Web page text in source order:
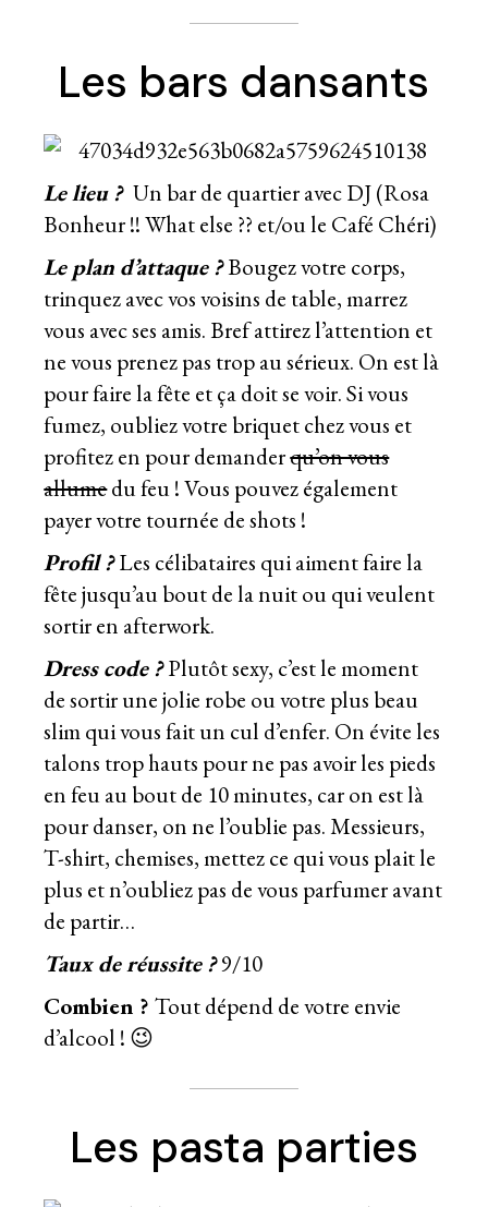
Les bars dansants
Le lieu ?Un bar de quartier avec DJ (Rosa
Bonheur !! What else ?? et/ou le Café Chéri)
Le plan d’attaque ?Bougez votre corps,
trinquez avec vos voisins de table, marrez
vous avec ses amis. Bref attirez l’attention et
ne vous prenez pas trop au sérieux. On est là
pour faire la fête et ça doit se voir. Si vous
fumez, oubliez votre briquet chez vous et
profitez en pour demanderqu’on vous
allumedu feu ! Vous pouvez également
payer votre tournée de shots !
Profil ?Les célibataires qui aiment faire la
fête jusqu’au bout de la nuit ou qui veulent
sortir en afterwork.
Dress code ?Plutôt sexy, c’est le moment
de sortir une jolie robe ou votre plus beau
slim qui vous fait un cul d’enfer. On évite les
talons trop hauts pour ne pas avoir les pieds
en feu au bout de 10 minutes, car on est là
pour danser, on ne l’oublie pas. Messieurs,
T-shirt, chemises, mettez ce qui vous plait le
plus et n’oubliez pas de vous parfumer avant
de partir…
Taux de réussite ?9/10
Combien ?Tout dépend de votre envie
d’alcool ! 😉
Les pasta parties